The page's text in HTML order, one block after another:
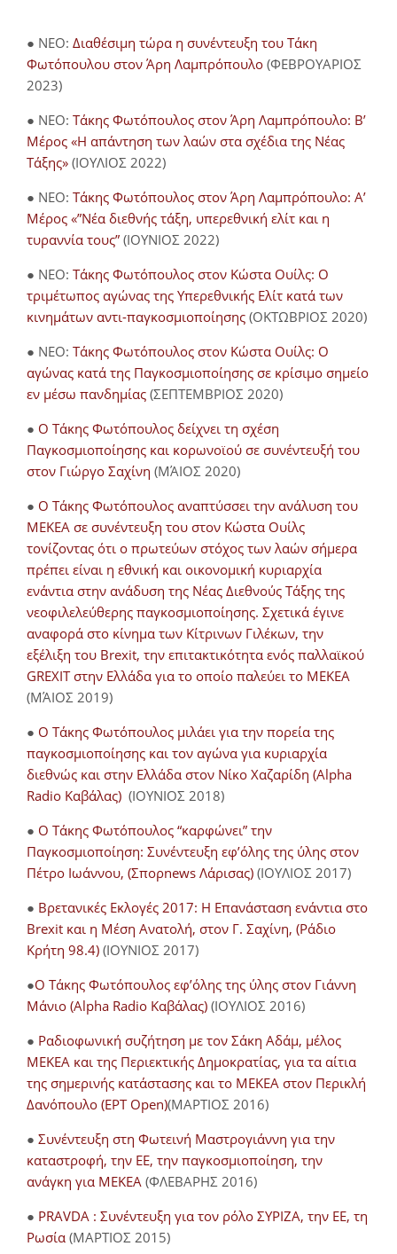
● NEO: Διαθέσιμη τώρα η συνέντευξη του Τάκη
Φωτόπουλου στον Άρη Λαμπρόπουλο (ΦΕΒΡΟΥΑΡΙΟΣ
2023)
● NEO: Τάκης Φωτόπουλος στον Άρη Λαμπρόπουλο: Β’
Μέρος «Η απάντηση των λαών στα σχέδια της Νέας
Τάξης» (ΙΟΥΛΙΟΣ 2022)
● NEO: Τάκης Φωτόπουλος στον Άρη Λαμπρόπουλο: Α’
Μέρος «”Νέα διεθνής τάξη, υπερεθνική ελίτ και η
τυραννία τους” (ΙΟΥΝΙΟΣ 2022)
● NEO: Τάκης Φωτόπουλος στον Κώστα Ουίλς: Ο
τριμέτωπος αγώνας της Υπερεθνικής Ελίτ κατά των
κινημάτων αντι-παγκοσμιοποίησης (ΟΚΤΩΒΡΙΟΣ 2020)
● NEO: Τάκης Φωτόπουλος στον Κώστα Ουίλς: Ο
αγώνας κατά της Παγκοσμιοποίησης σε κρίσιμο σημείο
εν μέσω πανδημίας (ΣΕΠΤΕΜΒΡΙΟΣ 2020)
● Ο Τάκης Φωτόπουλος δείχνει τη σχέση
Παγκοσμιοποίησης και κορωνοϊού σε συνέντευξή του
στον Γιώργο Σαχίνη (ΜΆΙΟΣ 2020)
● O Τάκης Φωτόπουλος αναπτύσσει την ανάλυση του
ΜΕΚΕΑ σε συνέντευξη του στον Κώστα Ουίλς
τονίζοντας ότι ο πρωτεύων στόχος των λαών σήμερα
πρέπει είναι η εθνική και οικονομική κυριαρχία
ενάντια στην ανάδυση της Νέας Διεθνούς Τάξης της
νεοφιλελεύθερης παγκοσμιοποίησης. Σχετικά έγινε
αναφορά στο κίνημα των Κίτρινων Γιλέκων, την
εξέλιξη του Brexit, την επιτακτικότητα ενός παλλαϊκού
GREXIT στην Ελλάδα για το οποίο παλεύει το ΜΕΚΕΑ
(ΜΆΙΟΣ 2019)
● Ο Τάκης Φωτόπουλος μιλάει για την πορεία της
παγκοσμιοποίησης και τον αγώνα για κυριαρχία
διεθνώς και στην Ελλάδα στον Νίκο Χαζαρίδη (Alpha
Radio Καβάλας) (ΙΟΥΝΙΟΣ 2018)
● Ο Τάκης Φωτόπουλος “καρφώνει” την
Παγκοσμιοποίηση: Συνέντευξη εφ’όλης της ύλης στον
Πέτρο Ιωάννου, (Σπορnews Λάρισας) (ΙΟΥΛΙΟΣ 2017)
● Βρετανικές Εκλογές 2017: Η Επανάσταση ενάντια στο
Brexit και η Μέση Ανατολή, στον Γ. Σαχίνη, (Ράδιο
Κρήτη 98.4) (ΙΟΥΝΙΟΣ 2017)
●O Τάκης Φωτόπουλος εφ’όλης της ύλης στον Γιάννη
Μάνιο (Alpha Radio Καβάλας) (ΙΟΥΛΙΟΣ 2016)
● Ραδιοφωνική συζήτηση με τον Σάκη Αδάμ, μέλος
ΜΕΚΕΑ και της Περιεκτικής Δημοκρατίας, για τα αίτια
της σημερινής κατάστασης και το ΜΕΚΕΑ στον Περικλή
Δανόπουλο (ΕΡΤ Open)(ΜΑΡΤΙΟΣ 2016)
● Συνέντευξη στη Φωτεινή Μαστρογιάννη για την
καταστροφή, την ΕΕ, την παγκοσμιοποίηση, την
ανάγκη για ΜΕΚΕΑ (ΦΛΕΒΑΡΗΣ 2016)
● PRAVDA : Συνέντευξη για τον ρόλο ΣΥΡΙΖΑ, την ΕΕ, τη
Ρωσία (ΜΑΡΤΙΟΣ 2015)